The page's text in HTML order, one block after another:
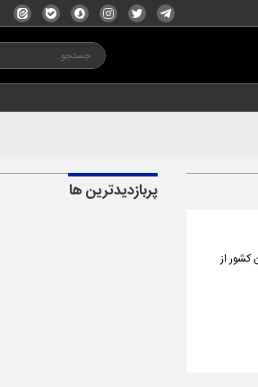
دانش آموزان کشور از
پربازدیدترین ها